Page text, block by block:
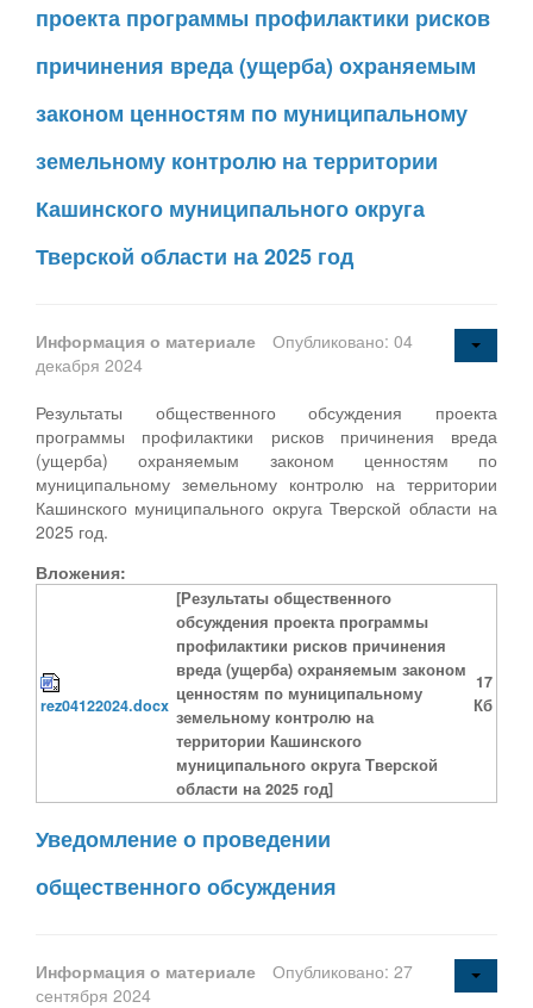
проекта программы профилактики рисков
причинения вреда (ущерба) охраняемым
законом ценностям по муниципальному
земельному контролю на территории
Кашинского муниципального округа
Тверской области на 2025 год
Информация о материале
Опубликовано: 04
декабря 2024
Результаты общественного обсуждения проекта
программы профилактики рисков причинения вреда
(ущерба) охраняемым законом ценностям по
муниципальному земельному контролю на территории
Кашинского муниципального округа Тверской области на
2025 год.
Вложения:
rez04122024.docx
[Результаты общественного
обсуждения проекта программы
профилактики рисков причинения
вреда (ущерба) охраняемым законом
ценностям по муниципальному
земельному контролю на
территории Кашинского
муниципального округа Тверской
области на 2025 год]
17
Кб
Уведомление о проведении
общественного обсуждения
Информация о материале
Опубликовано: 27
сентября 2024